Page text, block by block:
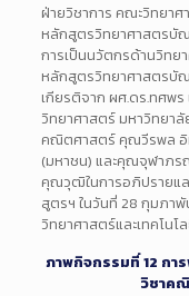
ฝ่ายวิชาการ คณะวิทยา
หลักสูตรวิทยาศาสตร
การเป็นนวัตกรด้านวิทย
หลักสูตรวิทยาศาสตรบั
เกียรติจาก ผศ.ดร.ทศพ
วิทยาศาสตร์ มหาวิทยา
คณิตศาสตร์ คุณวีรพล อิ
(มหาชน) และคุณจุฬาภร
คุณวุฒิในการอภิปรายแล
สูตรฯ ในวันที่ 28 กุมภา
วิทยาศาสตร์และเทคโนโ
ภาพกิจกรรมที่ 12 ก
วิชาค